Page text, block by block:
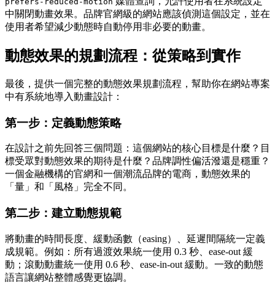
中關閉動畫效果。品牌官網級的網站應該偵測這個設定，並在
使用者希望減少動態時自動停用非必要的動畫。
動態效果的規劃流程：從策略到實作
最後，提供一個完整的動態效果規劃流程，幫助你在網站專案
中有系統地導入動畫設計：
第一步：定義動態策略
在設計之前先回答三個問題：這個網站的核心目標是什麼？目
標受眾對動態效果的期待是什麼？品牌調性偏活潑還是穩重？
一個金融機構的官網和一個潮流品牌的電商，動態效果的
「量」和「風格」完全不同。
第二步：建立動態規範
將動畫的時間長度、緩動函數（easing）、延遲間隔統一定義
成規範。例如：所有過渡效果統一使用 0.3 秒、ease-out 緩
動；滾動動畫統一使用 0.6 秒、ease-in-out 緩動。一致的動態
語言讓網站整體感覺更協調。